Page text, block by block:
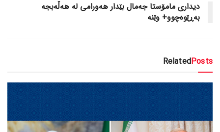
دیداری مامۆستا جەمال بێدار هەورامی لە هەڵەبجە
بەڕێوەچوو+ وێنە
RelatedPosts